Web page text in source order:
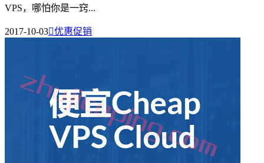
VPS，哪怕你是一窍...
2017-10-03优惠促销